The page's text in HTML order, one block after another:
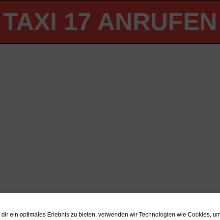
dir ein optimales Erlebnis zu bieten, verwenden wir Technologien wie Cookies,
TAXI 17 ANRUFEN